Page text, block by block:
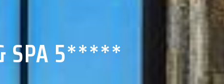
SPA 5*****